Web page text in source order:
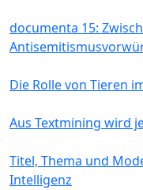
documenta 15:
Die Rolle von Tieren
Aus Textmining wird
Titel, Thema und
Intelligenz